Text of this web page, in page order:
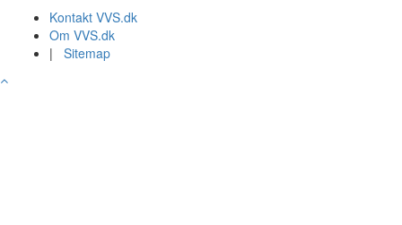
Kontakt VVS.dk
Om VVS.dk
| Sitemap